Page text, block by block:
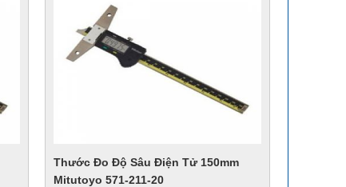
Thước Đo Độ Sâu Điện Tử 150mm
Mitutoyo 571-211-20